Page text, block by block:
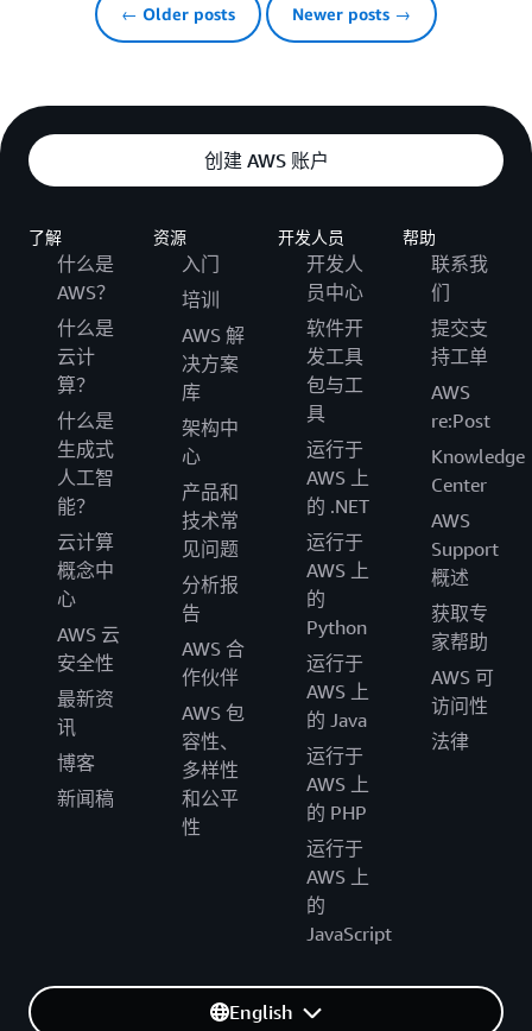
← Older posts Newer posts →
创建 AWS 账户
了解
什么是
AWS？
什么是
云计
算？
什么是
生成式
人工智
能？
云计算
概念中
心
AWS 云
安全性
最新资
讯
博客
新闻稿
资源
入门
培训
AWS 解
决方案
库
架构中
心
产品和
技术常
见问题
分析报
告
AWS 合
作伙伴
AWS 包
容性、
多样性
和公平
性
开发人员
开发人
员中心
软件开
发工具
包与工
具
运行于
AWS 上
的 .NET
运行于
AWS 上
的
Python
运行于
AWS 上
的 Java
运行于
AWS 上
的 PHP
运行于
AWS 上
的
JavaScript
帮助
联系我
们
提交支
持工单
AWS
re:Post
Knowledge
Center
AWS
Support
概述
获取专
家帮助
AWS 可
访问性
法律
English